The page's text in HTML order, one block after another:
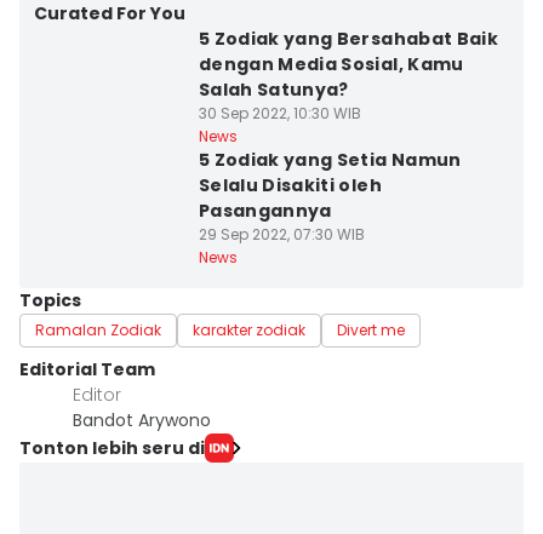
Curated For You
5 Zodiak yang Bersahabat Baik
dengan Media Sosial, Kamu
Salah Satunya?
30 Sep 2022, 10:30 WIB
News
5 Zodiak yang Setia Namun
Selalu Disakiti oleh
Pasangannya
29 Sep 2022, 07:30 WIB
News
Topics
Ramalan Zodiak karakter zodiak Divert me
Editorial Team
Editor
Bandot Arywono
Tonton lebih seru di